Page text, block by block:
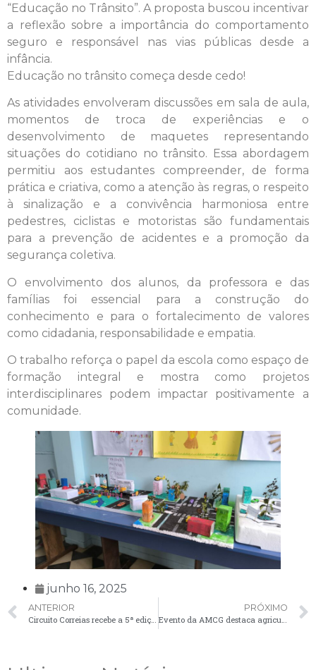
“Educação no Trânsito”. A proposta buscou incentivar
a reflexão sobre a importância do comportamento
seguro e responsável nas vias públicas desde a
infância.
Educação no trânsito começa desde cedo!
As atividades envolveram discussões em sala de aula,
momentos de troca de experiências e o
desenvolvimento de maquetes representando
situações do cotidiano no trânsito. Essa abordagem
permitiu aos estudantes compreender, de forma
prática e criativa, como a atenção às regras, o respeito
à sinalização e a convivência harmoniosa entre
pedestres, ciclistas e motoristas são fundamentais
para a prevenção de acidentes e a promoção da
segurança coletiva.
O envolvimento dos alunos, da professora e das
famílias foi essencial para a construção do
conhecimento e para o fortalecimento de valores
como cidadania, responsabilidade e empatia.
O trabalho reforça o papel da escola como espaço de
formação integral e mostra como projetos
interdisciplinares podem impactar positivamente a
comunidade.
junho 16, 2025
ANTERIOR
PRÓXIMO